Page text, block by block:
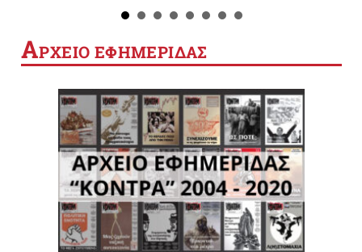
ΑΡΧΕΙΟ ΕΦΗΜΕΡΙΔΑΣ